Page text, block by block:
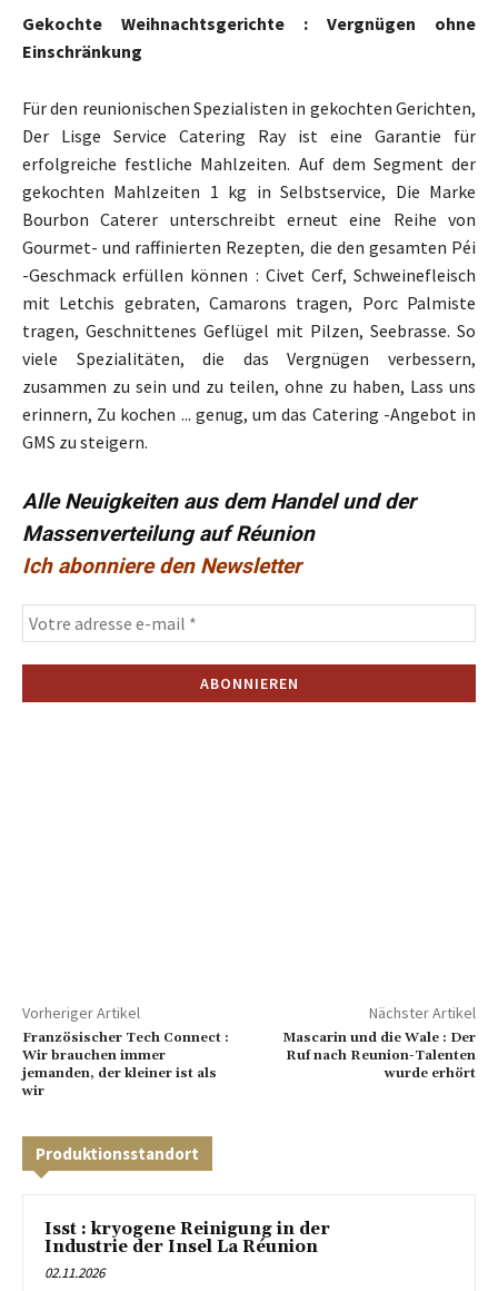
Gekochte Weihnachtsgerichte : Vergnügen ohne
Einschränkung
Für den reunionischen Spezialisten in gekochten Gerichten,
Der Lisge Service Catering Ray ist eine Garantie für
erfolgreiche festliche Mahlzeiten. Auf dem Segment der
gekochten Mahlzeiten 1 kg in Selbstservice, Die Marke
Bourbon Caterer unterschreibt erneut eine Reihe von
Gourmet- und raffinierten Rezepten, die den gesamten Péi
-Geschmack erfüllen können : Civet Cerf, Schweinefleisch
mit Letchis gebraten, Camarons tragen, Porc Palmiste
tragen, Geschnittenes Geflügel mit Pilzen, Seebrasse. So
viele Spezialitäten, die das Vergnügen verbessern,
zusammen zu sein und zu teilen, ohne zu haben, Lass uns
erinnern, Zu kochen ... genug, um das Catering -Angebot in
GMS zu steigern.
Alle Neuigkeiten aus dem Handel und der
Massenverteilung auf Réunion
Ich abonniere den Newsletter
Vorheriger Artikel
Französischer Tech Connect :
Wir brauchen immer
jemanden, der kleiner ist als
wir
Nächster Artikel
Mascarin und die Wale : Der
Ruf nach Reunion-Talenten
wurde erhört
Produktionsstandort
Isst : kryogene Reinigung in der
Industrie der Insel La Réunion
02.11.2026